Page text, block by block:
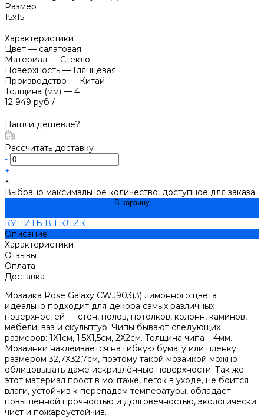
Размер
15х15
-
Характеристики
Цвет — салатовая
Материал — Стекло
Поверхность — Глянцевая
Производство — Китай
Толщина (мм) — 4
12 949 руб /
Нашли дешевле?
Рассчитать доставку
-
+
×
Выбрано максимальное количество, доступное для заказа
В корзину
КУПИТЬ В 1 КЛИК
Описание
Характеристики
Отзывы
Оплата
Доставка
Мозаика Rose Galaxy CWJ903(3) лимонного цвета
идеально подходит для декора самых различных
поверхностей — стен, полов, потолков, колонн, каминов,
мебели, ваз и скульптур. Чипы бывают следующих
размеров: 1Х1см, 1,5Х1,5см, 2Х2см. Толщина чипа – 4мм.
Мозаинки наклеивается на гибкую бумагу или плёнку
размером 32,7Х32,7см, поэтому такой мозаикой можно
облицовывать даже искривлённые поверхности. Так же
этот материал прост в монтаже, лёгок в уходе, не боится
влаги, устойчив к перепадам температуры, обладает
повышенной прочностью и долговечностью, экологически
чист и пожароустойчив.